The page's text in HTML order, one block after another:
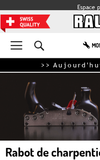
Espace
>>
Rabot de